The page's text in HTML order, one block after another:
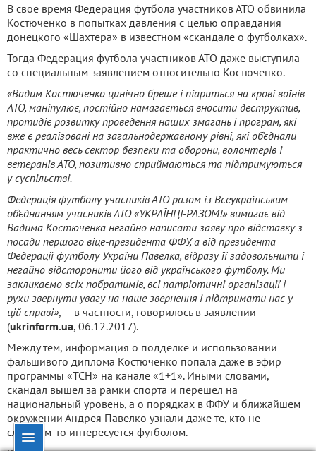
В свое время Федерация футбола участников АТО обвинила
Костюченко в попытках давления с целью оправдания
донецкого «Шахтера» в известном «скандале о футболках».
Тогда Федерация футбола участников АТО даже выступила
со специальным заявлением относительно Костюченко.
«Вадим Костюченко цинічно бреше і піариться на крові воїнів
АТО, маніпулює, постійно намагається вносити деструктив,
протидіє розвитку проведення наших змагань і програм, які
вже є реалізовані на загальнодержавному рівні, які об’єднали
практично весь сектор безпеки та оборони, волонтерів і
ветеранів АТО, позитивно сприймаються та підтримуються
у суспільстві.
Федерація футболу учасників АТО разом із Всеукраїнським
об’єднанням учасників АТО «УКРАЇНЦІ-РАЗОМ!» вимагає від
Вадима Костюченка негайно написати заяву про відставку з
посади першого віце-президента ФФУ, а від президента
Федерації футболу України Павелка, відразу її задовольнити і
негайно відсторонити його від українського футболу. Ми
закликаємо всіх побратимів, всі патріотичні організації і
рухи звернути увагу на наше звернення і підтримати нас у
цій справі», — в частности, говорилось в заявлении
(ukrinform.ua, 06.12.2017).
Между тем, информация о подделке и использовании
фальшивого диплома Костюченко попала даже в эфир
программы «ТСН» на канале «1+1». Иными словами,
скандал вышел за рамки спорта и перешел на
национальный уровень, а о порядках в ФФУ и ближайшем
окружении Андрея Павелко узнали даже те, кто не
слишком-то интересуется футболом.